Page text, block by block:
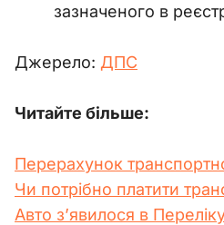
зазначеного в
Джерело: ДПС
Читайте більше:
Перерахунок
Чи потрібно платити
Авто з’явилося в